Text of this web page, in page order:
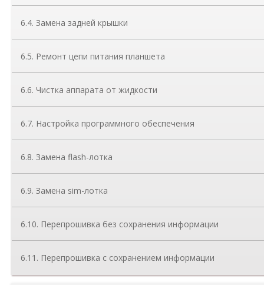
6.4. Замена задней крышки
6.5. Ремонт цепи питания планшета
6.6. Чистка аппарата от жидкости
6.7. Настройка программного обеспечения
6.8. Замена flash-лотка
6.9. Замена sim-лотка
6.10. Перепрошивка без сохранения информации
6.11. Перепрошивка с сохранением информации